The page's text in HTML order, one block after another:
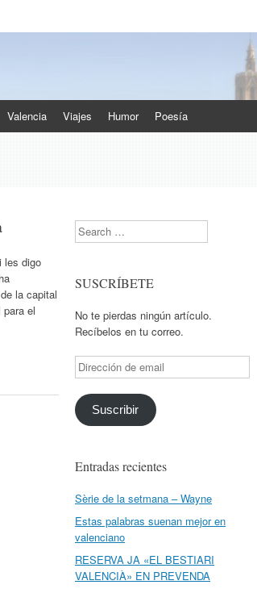
Valencia Viajes Humor Poesía
les digo
la capital
el
Search
SUSCRÍBETE
No te pierdas ningún artículo.
Recíbelos en tu correo.
Dirección
de
email
Suscribir
Entradas recientes
Sèrie de la setmana – Wayne
Estas palabras suenan mejor en
valenciano
RESERVA JA «EL BESTIARI
VALENCIÀ» EN PREVENDA